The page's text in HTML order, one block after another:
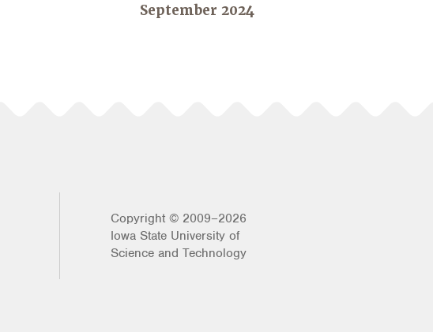
September 2024
Copyright © 2009–2026
Iowa State University of
Science and Technology